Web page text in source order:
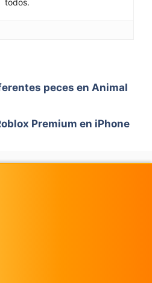
todos.
peces en Animal
Premium en iPhone